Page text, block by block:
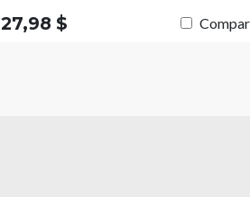
27,98 $